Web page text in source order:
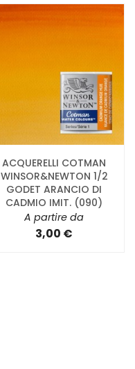
ACQUERELLI COTMAN
WINSOR&NEWTON 1/2
GODET ARANCIO DI
CADMIO IMIT. (090)
A partire da
3,00 €